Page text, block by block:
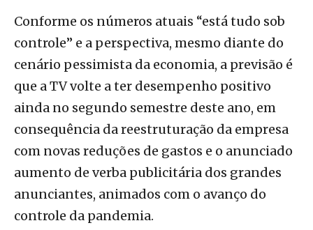
Conforme os números atuais “está tudo sob
controle” e a perspectiva, mesmo diante do
cenário pessimista da economia, a previsão é
que a TV volte a ter desempenho positivo
ainda no segundo semestre deste ano, em
consequência da reestruturação da empresa
com novas reduções de gastos e o anunciado
aumento de verba publicitária dos grandes
anunciantes, animados com o avanço do
controle da pandemia.